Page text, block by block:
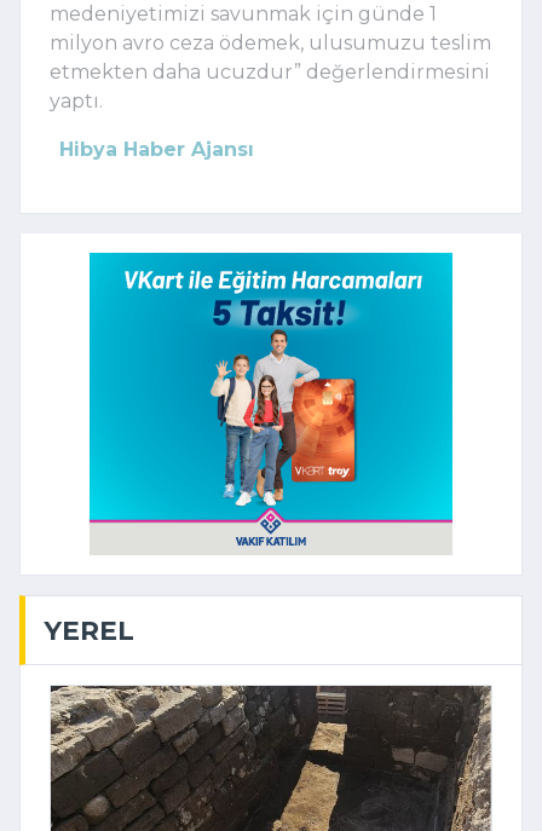
medeniyetimizi savunmak için günde 1
milyon avro ceza ödemek, ulusumuzu teslim
etmekten daha ucuzdur” değerlendirmesini
yaptı.
Hibya Haber Ajansı
YEREL